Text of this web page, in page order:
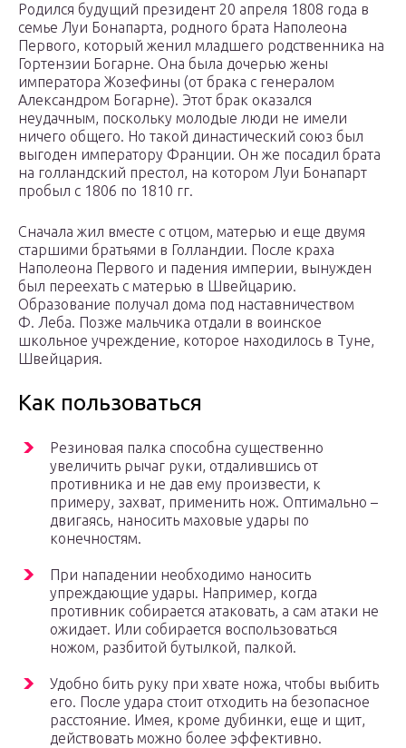
Родился будущий президент 20 апреля 1808 года в
семье Луи Бонапарта, родного брата Наполеона
Первого, который женил младшего родственника на
Гортензии Богарне. Она была дочерью жены
императора Жозефины (от брака с генералом
Александром Богарне). Этот брак оказался
неудачным, поскольку молодые люди не имели
ничего общего. Но такой династический союз был
выгоден императору Франции. Он же посадил брата
на голландский престол, на котором Луи Бонапарт
пробыл с 1806 по 1810 гг.
Сначала жил вместе с отцом, матерью и еще двумя
старшими братьями в Голландии. После краха
Наполеона Первого и падения империи, вынужден
был переехать с матерью в Швейцарию.
Образование получал дома под наставничеством
Ф. Леба. Позже мальчика отдали в воинское
школьное учреждение, которое находилось в Туне,
Швейцария.
Как пользоваться
Резиновая палка способна существенно
увеличить рычаг руки, отдалившись от
противника и не дав ему произвести, к
примеру, захват, применить нож. Оптимально –
двигаясь, наносить маховые удары по
конечностям.
При нападении необходимо наносить
упреждающие удары. Например, когда
противник собирается атаковать, а сам атаки не
ожидает. Или собирается воспользоваться
ножом, разбитой бутылкой, палкой.
Удобно бить руку при хвате ножа, чтобы выбить
его. После удара стоит отходить на безопасное
расстояние. Имея, кроме дубинки, еще и щит,
действовать можно более эффективно.